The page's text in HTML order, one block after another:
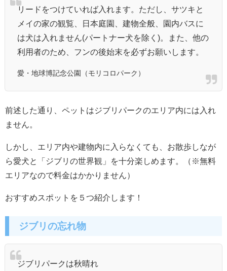
リードをつけていれば入れます。ただし、サツキと
メイの家の観覧、日本庭園、建物全般、園内バスに
は犬は入れません(パートナー犬を除く)。また、他の
利用者のため、フンの後始末を必ずお願いします。
愛・地球博記念公園（モリコロパーク）
前述した通り、ペットはジブリパークのエリア内には入れ
ません。
しかし、エリア内や建物内に入らなくても、お散歩しなが
ら愛犬と「ジブリの世界観」を十分楽しめます。（※無料
エリアなので料金はかかりません）
おすすめスポットを５つ紹介します！
ジブリの忘れ物
ジブリパークは秋晴れ